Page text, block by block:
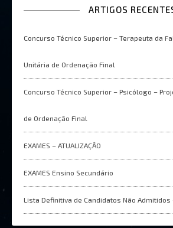
ARTIGOS
Concurso Técnico Superior – Terapeuta da
Unitária de Ordenação Final
Concurso Técnico Superior – Psicólogo –
de Ordenação Final
EXAMES – ATUALIZAÇÂO
EXAMES Ensino Secundário
Lista Definitiva de Candidatos Não Admitidos